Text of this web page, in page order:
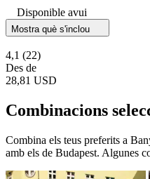
Disponible avui
Mostra què s'inclou
4,1 (22)
Des de
28,81 USD
Combinacions
Combina els teus preferits a
amb els de Budapest. Algunes